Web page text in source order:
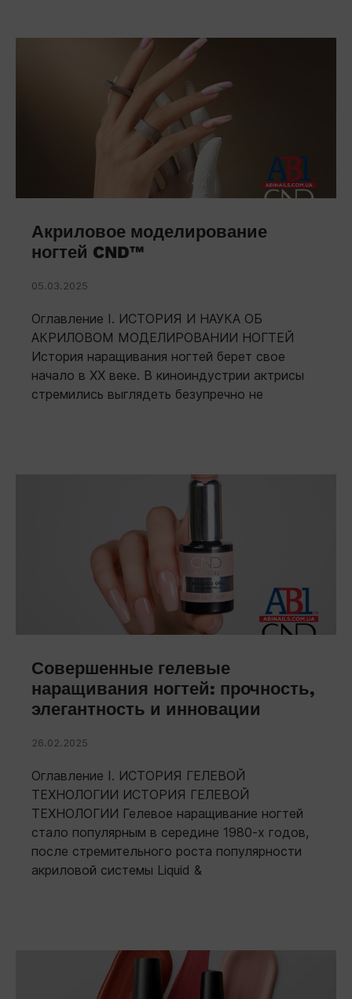
Акриловое моделирование
ногтей CND™
05.03.2025
Оглавление I. ИСТОРИЯ И НАУКА ОБ
АКРИЛОВОМ МОДЕЛИРОВАНИИ НОГТЕЙ
История наращивания ногтей берет свое
начало в XX веке. В киноиндустрии актрисы
стремились выглядеть безупречно не
Совершенные гелевые
наращивания ногтей: прочность,
элегантность и инновации
26.02.2025
Оглавление I. ИСТОРИЯ ГЕЛЕВОЙ
ТЕХНОЛОГИИ ИСТОРИЯ ГЕЛЕВОЙ
ТЕХНОЛОГИИ Гелевое наращивание ногтей
стало популярным в середине 1980-х годов,
после стремительного роста популярности
акриловой системы Liquid &